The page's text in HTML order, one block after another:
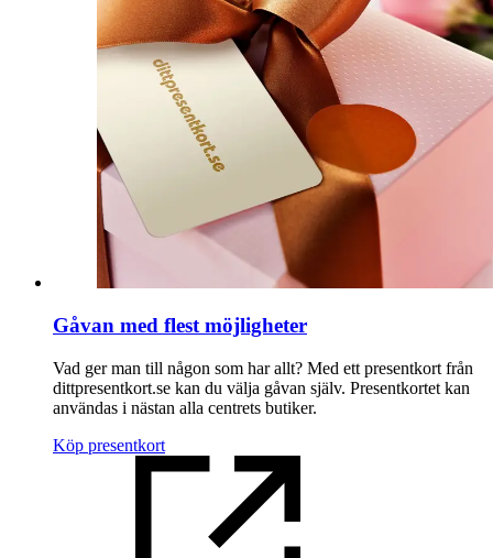
Gåvan med flest möjligheter
Vad ger man till någon som har allt? Med ett presentkort från
dittpresentkort.se kan du välja gåvan själv. Presentkortet kan
användas i nästan alla centrets butiker.
Köp presentkort